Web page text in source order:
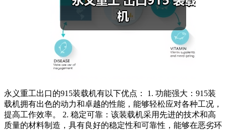
永义重工出口的915装载机有以下优点： 1. 功能强大：915装
载机拥有出色的动力和卓越的性能，能够轻松应对各种工况，
提高工作效率。 2. 稳定可靠：该装载机采用先进的技术和高
质量的材料制造，具有良好的稳定性和可靠性，能够在恶劣环